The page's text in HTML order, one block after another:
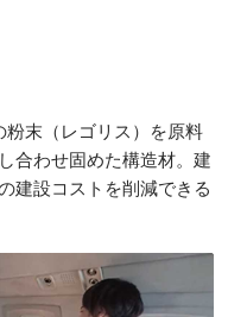
末（レゴリス）を原料
合わせ固めた構造材。建
建設コストを削減できる